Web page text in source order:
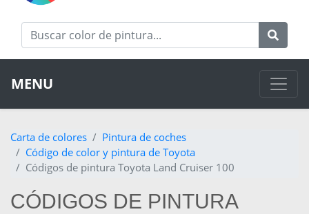
MENU
Carta de colores
Pintura de coches
Código de color y pintura de Toyota
Códigos de pintura Toyota Land Cruiser 100
CÓDIGOS DE PINTURA